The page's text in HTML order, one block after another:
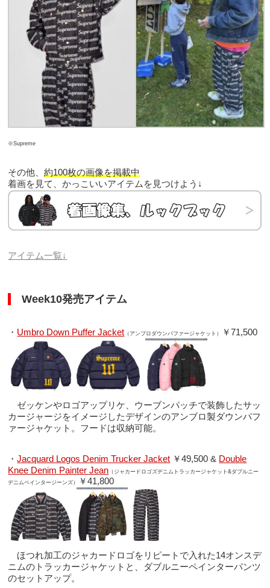
※Supreme
その他、約100枚の画像を掲載中
着画を見て、かっこいいアイテムを見つけよう↓
アイテム一覧↓
Week10発売アイテム
・ Umbro Down Puffer Jacket （アンブロダウンパファージャケット） ￥71,500
ゼッケンやロゴアップリケ、ウーブンパッチで装飾したサッ
カージャージをイメージしたデザインのアンブロ製ダウンパフ
ァージャケット。フードは収納可能。
・Jacquard Logos Denim Trucker Jacket ￥49,500 & Double
Knee Denim Painter Jean （ジャカードロゴズデニムトラッカージャケット&ダブルニー
デニムペインタージーンズ）
￥41,800
ほつれ加工のジャカードロゴをリピートで入れた14オンスデ
ニムのトラッカージャケットと、ダブルニーペインターパンツ
のセットアップ。